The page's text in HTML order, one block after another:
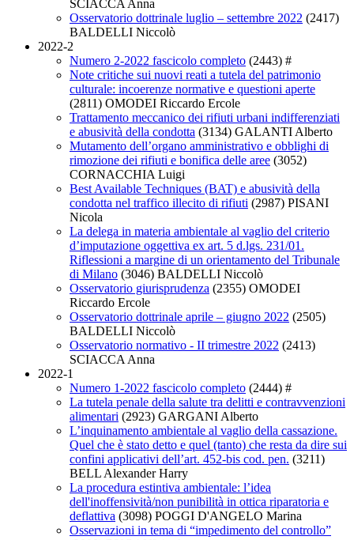
SCIACCA Anna
Osservatorio dottrinale luglio – settembre 2022 (2417)
BALDELLI Niccolò
2022-2
Numero 2-2022 fascicolo completo (2443) #
Note critiche sui nuovi reati a tutela del patrimonio
culturale: incoerenze normative e questioni aperte
(2811) OMODEI Riccardo Ercole
Trattamento meccanico dei rifiuti urbani indifferenziati
e abusività della condotta (3134) GALANTI Alberto
Mutamento dell’organo amministrativo e obblighi di
rimozione dei rifiuti e bonifica delle aree (3052)
CORNACCHIA Luigi
Best Available Techniques (BAT) e abusività della
condotta nel traffico illecito di rifiuti (2987) PISANI
Nicola
La delega in materia ambientale al vaglio del criterio
d’imputazione oggettiva ex art. 5 d.lgs. 231/01.
Riflessioni a margine di un orientamento del Tribunale
di Milano (3046) BALDELLI Niccolò
Osservatorio giurisprudenza (2355) OMODEI
Riccardo Ercole
Osservatorio dottrinale aprile – giugno 2022 (2505)
BALDELLI Niccolò
Osservatorio normativo - II trimestre 2022 (2413)
SCIACCA Anna
2022-1
Numero 1-2022 fascicolo completo (2444) #
La tutela penale della salute tra delitti e contravvenzioni
alimentari (2923) GARGANI Alberto
L’inquinamento ambientale al vaglio della cassazione.
Quel che è stato detto e quel (tanto) che resta da dire sui
confini applicativi dell’art. 452-bis cod. pen. (3211)
BELL Alexander Harry
La procedura estintiva ambientale: l’idea
dell'inoffensività/non punibilità in ottica riparatoria e
deflattiva (3098) POGGI D'ANGELO Marina
Osservazioni in tema di “impedimento del controllo”